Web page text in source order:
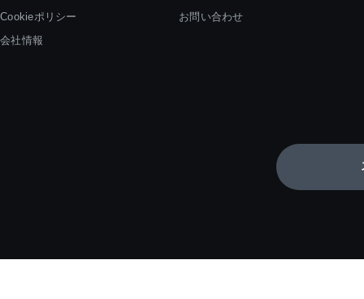
Cookieポリシー
会社情報
お問い合わせ